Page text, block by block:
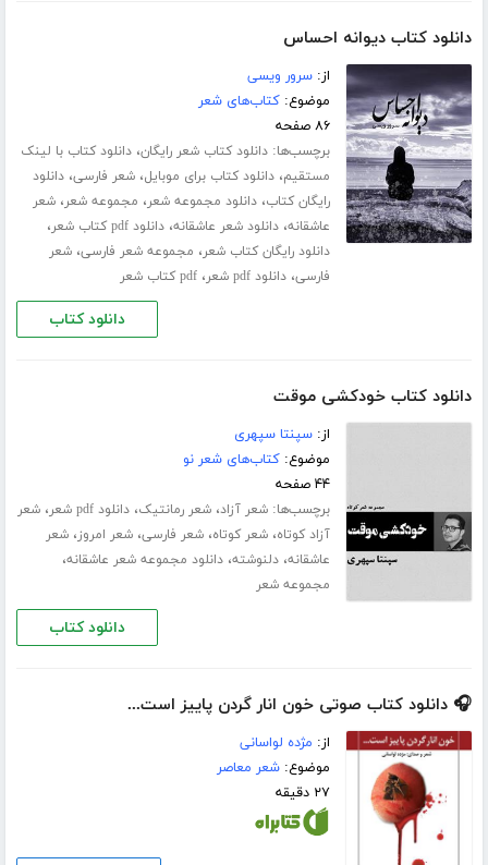
دانلود کتاب دیوانه احساس
از:سرور ویسی
موضوع:کتاب‌های شعر
۸۶ صفحه
برچسب‌ها:دانلود کتاب شعر رایگان،دانلود کتاب با لینک
مستقیم،دانلود کتاب برای موبایل،شعر فارسی،دانلود
رایگان کتاب،دانلود مجموعه شعر، مجموعه شعر،شعر
عاشقانه،دانلود شعر عاشقانه،دانلود pdf کتاب شعر ،
دانلود رایگان کتاب شعر، مجموعه شعر فارسی،شعر
فارسی،دانلود pdf شعر ،pdf کتاب شعر
دانلود کتاب
دانلود کتاب خودکشی موقت
از:سپنتا سپهری
موضوع:کتاب‌های شعر نو
۴۴ صفحه
برچسب‌ها:شعر آزاد،شعر رمانتیک،دانلود pdf شعر ،شعر
آزاد کوتاه،شعر کوتاه،شعر فارسی،شعر امروز،شعر
عاشقانه،دلنوشته،دانلود مجموعه شعر عاشقانه،
مجموعه شعر
دانلود کتاب
🎧 دانلود کتاب صوتی خون انار گردن پاییز است...
از: مژده لواسانی
موضوع:شعر معاصر
۲۷ دقیقه